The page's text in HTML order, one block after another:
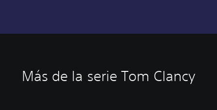
Más de la serie Tom Clancy